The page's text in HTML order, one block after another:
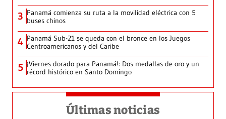
3 Panamá comienza su ruta a la movilidad eléctrica con 5
buses chinos
4 Panamá Sub-21 se queda con el bronce en los Juegos
Centroamericanos y del Caribe
5 ¡Viernes dorado para Panamá!: Dos medallas de oro y un
récord histórico en Santo Domingo
Últimas noticias